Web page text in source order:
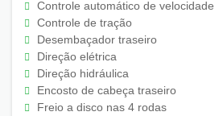
Controle automático de velocidade
Controle de tração
Desembaçador traseiro
Direção elétrica
Direção hidráulica
Encosto de cabeça traseiro
Freio a disco nas 4 rodas